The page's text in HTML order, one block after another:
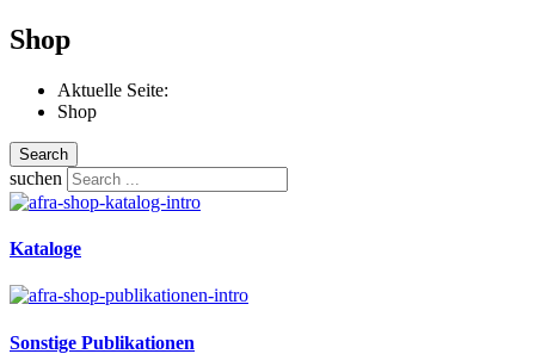
Shop
Aktuelle Seite:
Shop
Search
suchen
Kataloge
Sonstige Publikationen